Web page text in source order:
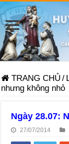
TRANG CHỦ /
nhưng không nhỏ
Ngày 28.07:
27/07/2014